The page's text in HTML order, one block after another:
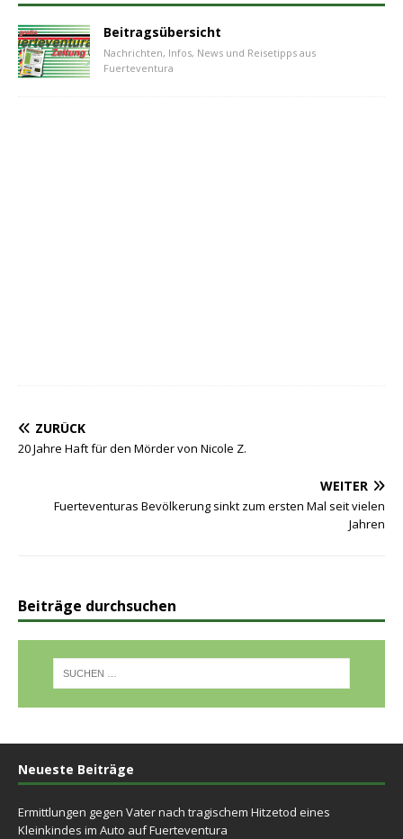
Beitragsübersicht
Nachrichten, Infos, News und Reisetipps aus
Fuerteventura
ZURÜCK
20 Jahre Haft für den Mörder von Nicole Z.
WEITER
Fuerteventuras Bevölkerung sinkt zum ersten Mal seit vielen
Jahren
Beiträge durchsuchen
Neueste Beiträge
Ermittlungen gegen Vater nach tragischem Hitzetod eines
Kleinkindes im Auto auf Fuerteventura